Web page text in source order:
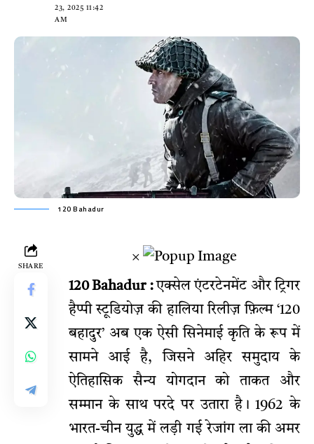
23, 2025 11:42
AM
120 Bahadur
SHARE
×
120 Bahadur :एक्सेल एंटरटेनमेंट और ट्रिगर
हैप्पी स्टूडियोज़ की हालिया रिलीज़ फ़िल्म ‘120
बहादुर’ अब एक ऐसी सिनेमाई कृति के रूप में
सामने आई है, जिसने अहिर समुदाय के
ऐतिहासिक सैन्य योगदान को ताकत और
सम्मान के साथ परदे पर उतारा है। 1962 के
भारत-चीन युद्ध में लड़ी गई रेजांग ला की अमर